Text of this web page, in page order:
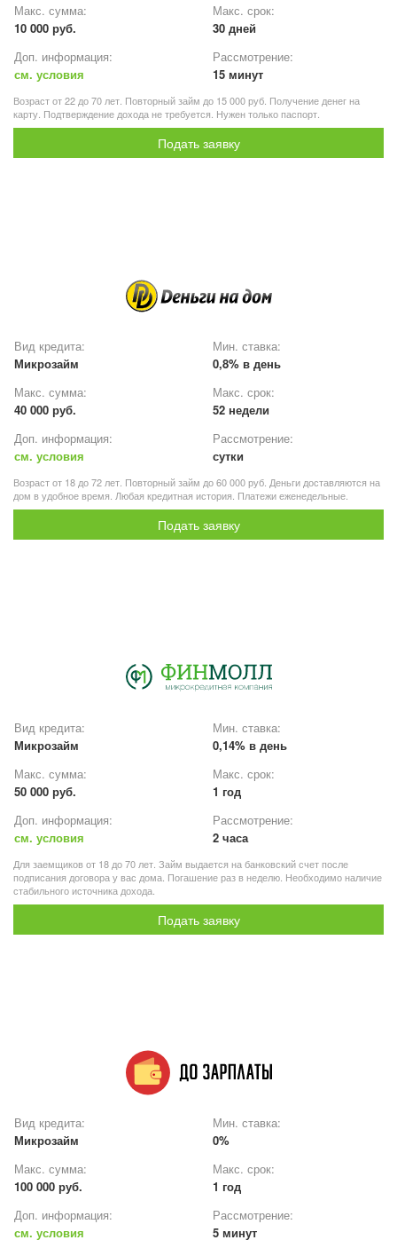
Макс. сумма:
10 000 руб.
Макс. срок:
30 дней
Доп. информация:
см. условия
Рассмотрение:
15 минут
Возраст от 22 до 70 лет. Повторный займ до 15 000 руб. Получение денег на
карту. Подтверждение дохода не требуется. Нужен только паспорт.
Подать заявку
Вид кредита:
Микрозайм
Мин. ставка:
0,8% в день
Макс. сумма:
40 000 руб.
Макс. срок:
52 недели
Доп. информация:
см. условия
Рассмотрение:
сутки
Возраст от 18 до 72 лет. Повторный займ до 60 000 руб. Деньги доставляются на
дом в удобное время. Любая кредитная история. Платежи еженедельные.
Подать заявку
Вид кредита:
Микрозайм
Мин. ставка:
0,14% в день
Макс. сумма:
50 000 руб.
Макс. срок:
1 год
Доп. информация:
см. условия
Рассмотрение:
2 часа
Для заемщиков от 18 до 70 лет. Займ выдается на банковский счет после
подписания договора у вас дома. Погашение раз в неделю. Необходимо наличие
стабильного источника дохода.
Подать заявку
Вид кредита:
Микрозайм
Мин. ставка:
0%
Макс. сумма:
100 000 руб.
Макс. срок:
1 год
Доп. информация:
см. условия
Рассмотрение:
5 минут